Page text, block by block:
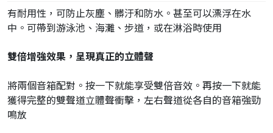
有耐用性，可防止灰塵、髒汙和防水。甚至可以漂浮在水
中。 可帶到游泳池、海灘、步道，或在淋浴時使用
雙倍增強效果，呈現真正的立體聲
將兩個音箱配對。按一下就能享受雙倍音效。 再按一下就能
獲得完整的雙聲道立體聲衝擊， 左右聲道從各自的音箱強勁
鳴放